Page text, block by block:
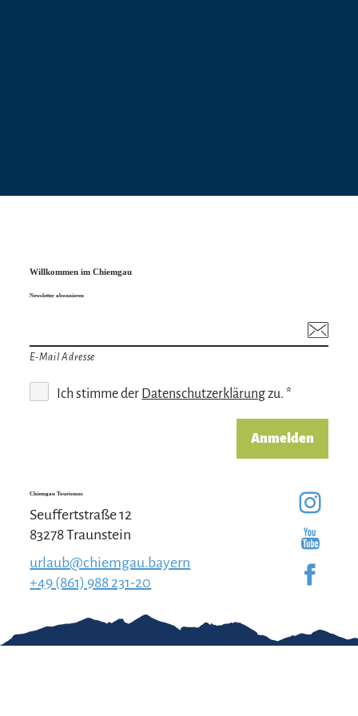
Kinder: 1,-- € (6 – 18 Jahre, Schüler, Studenten,
Willkommen im Chiemgau
Newsletter abonnieren
E-Mail Adresse
Ich stimme der Datenschutzerklärungzu. *
Anmelden
Chiemgau Tourismus
Seuffertstraße 12
83278 Traunstein
urlaub@chiemgau.bayern
+49 (861) 988 231-20